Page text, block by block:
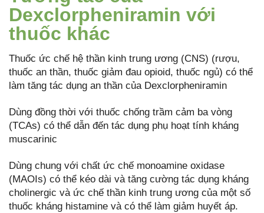
Dexclorpheniramin với
thuốc khác
Thuốc ức chế hệ thần kinh trung ương (CNS) (rượu,
thuốc an thần, thuốc giảm đau opioid, thuốc ngủ) có thể
làm tăng tác dụng an thần của Dexclorpheniramin
Dùng đồng thời với thuốc chống trầm cảm ba vòng
(TCAs) có thể dẫn đến tác dụng phụ hoạt tính kháng
muscarinic
Dùng chung với chất ức chế monoamine oxidase
(MAOIs) có thể kéo dài và tăng cường tác dụng kháng
cholinergic và ức chế thần kinh trung ương của một số
thuốc kháng histamine và có thể làm giảm huyết áp.